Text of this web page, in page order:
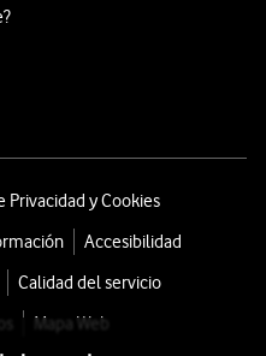
Privacidad y Cookies
Accesibilidad
Calidad del servicio
Mapa Web